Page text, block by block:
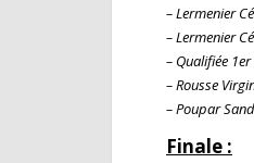
– Lermenier
– Lermenier
– Qualifiée
– Rousse
– Poupar
Finale :